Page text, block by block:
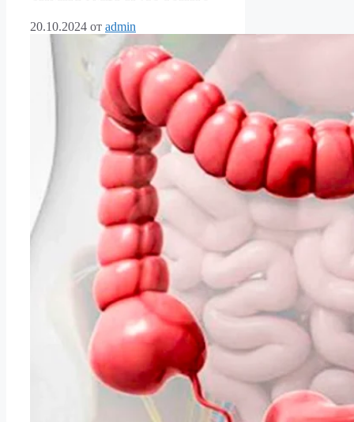
20.10.2024 от admin